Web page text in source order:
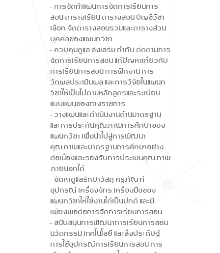
- การจัดทำแผนการจัดการเรียนการ
สอน ตารางเรียน ตารางสอน บัญชีวิชา
เลือก จัดตารางสอนรวมและตารางส่วน
บุคคลของแผนกวิชา
- ควบคุมดูแล ส่งเสริม กำกับ ติดตามการ
จัดการเรียนการสอน แก้ปัญหาเกี่ยวกับ
การเรียนการสอน การฝึกงาน การ
วัดผลประเมินผล และการวิจัยในแผนก
วิชาให้เป็นไปตามหลักสูตรและระเบียบ
แบบแผนของทางราชการ
- วางแผนและดำเนินงานด้านมาตรฐาน
และการประกันคุณภาพการศึกษาของ
แผนกวิชา เพื่อนำไปสู่การพัฒนา
คุณภาพและมาตรฐานการศึกษาอย่าง
ต่อเนื่องและรองรับการประเมินคุณภาพ
ภายนอกได้
- จัดหาดูแลรักษาวัสดุ ครุภัณฑ์
อุปกรณ์ เครื่องจักร เครื่องมือของ
แผนกวิชาให้ใช้งานได้เป็นปกติ และมี
เพียงพอต่อการจัดการเรียนการสอน
- สนับสนุนการพัฒนาการเรียนการสอน
นวัตกรรม เทคโนโลยี และสิ่งประดิษฐ์
การใช้อุปกรณ์การเรียนการสอน การ